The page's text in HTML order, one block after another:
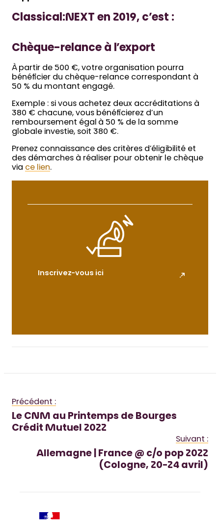
Classical:NEXT en 2019, c’est :
Chèque-relance à l’export
À partir de 500 €, votre organisation pourra
bénéficier du chèque-relance correspondant à
50 % du montant engagé.
Exemple : si vous achetez deux accréditations à
380 € chacune, vous bénéficierez d’un
remboursement égal à 50 % de la somme
globale investie, soit 380 €.
Prenez connaissance des critères d’éligibilité et
des démarches à réaliser pour obtenir le chèque
via ce lien.
Inscrivez-vous ici
Précédent :
Le CNM au Printemps de Bourges
Crédit Mutuel 2022
Suivant :
Allemagne | France @ c/o pop 2022
(Cologne, 20-24 avril)